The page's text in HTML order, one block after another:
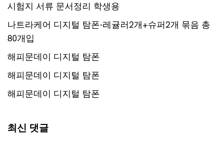
시험지 서류 문서정리 학생용
나트라케어 디지털 탐폰-레귤러2개+슈퍼2개 묶음 총
80개입
해피문데이 디지털 탐폰
해피문데이 디지털 탐폰
해피문데이 디지털 탐폰
최신 댓글